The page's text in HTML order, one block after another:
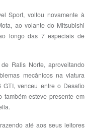
Sport, voltou novamente à
ao volante do Mitsubishi
longo das 7 especiais de
Ralis Norte, aproveitando
mecânicos na viatura
venceu entre o Desafio
também esteve presente em
até aos seus leitores